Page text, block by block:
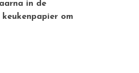
in de
om